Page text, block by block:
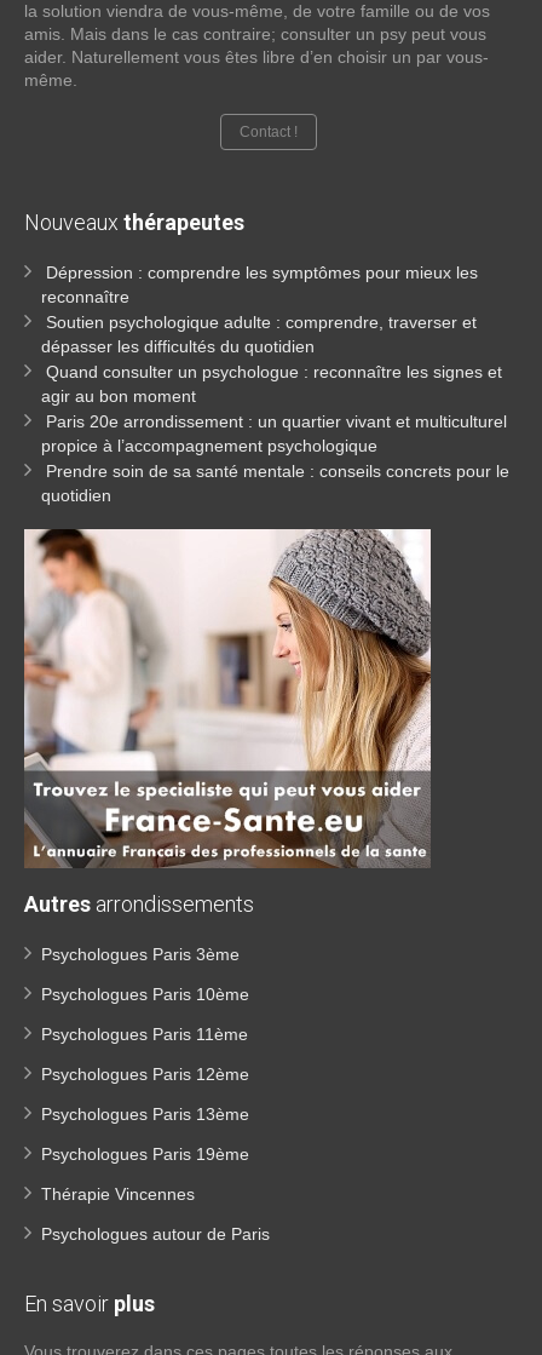
la solution viendra de vous-même, de votre famille ou de vos
amis. Mais dans le cas contraire; consulter un psy peut vous
aider. Naturellement vous êtes libre d’en choisir un par vous-
même.
Contact !
Nouveaux thérapeutes
Dépression : comprendre les symptômes pour mieux les
reconnaître
Soutien psychologique adulte : comprendre, traverser et
dépasser les difficultés du quotidien
Quand consulter un psychologue : reconnaître les signes et
agir au bon moment
Paris 20e arrondissement : un quartier vivant et multiculturel
propice à l’accompagnement psychologique
Prendre soin de sa santé mentale : conseils concrets pour le
quotidien
Autres arrondissements
Psychologues Paris 3ème
Psychologues Paris 10ème
Psychologues Paris 11ème
Psychologues Paris 12ème
Psychologues Paris 13ème
Psychologues Paris 19ème
Thérapie Vincennes
Psychologues autour de Paris
En savoir plus